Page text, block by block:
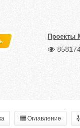
Проекты
Оглавление